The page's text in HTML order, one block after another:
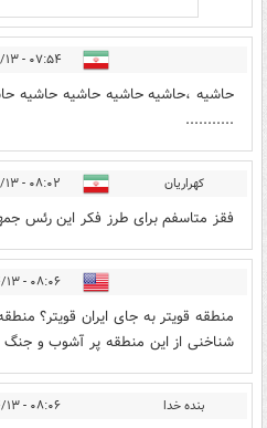
۰۷:۵۴ - ۱۳۹۶/۰۴/۱۳
حاشیه ،حاشیه حاشیه حاشیه حاشیه
...........
کهراریان ۰۸:۰۲ - ۱۳۹۶/۰۴/۱۳
فقز متاسفم برای طرز فکر این رئس
۰۸:۰۶ - ۱۳۹۶/۰۴/۱۳
منطقه قویتر به جای ایران قویتر؟
شناخنی از این منطقه پر آشوب و جنگ
بنده خدا ۰۸:۰۶ - ۱۳۹۶/۰۴/۱۳